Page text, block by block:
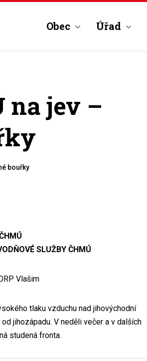
Obec Úřad
na jev –
bouřky
SLUŽBY ČHMÚ
Vlašim
tlaku vzduchu nad jihovýchodní
jihozápadu. V neděli večer a v dalších
studená fronta.